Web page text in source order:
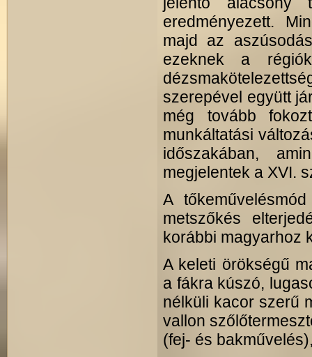
eredményezett.
majd az
ezeknek a
szerepével együtt
még tovább
munkáltatási
időszakában,
megjelentek a XVI.
A
metszőkés
korábbi magyarhoz
A keleti örökségű
a fákra kúszó,
nélküli kacor szerű
vallon
(fej- és